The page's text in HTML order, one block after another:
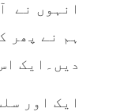
انہوں نے
ہم نے پھر
دیں۔ایک
ایک اور